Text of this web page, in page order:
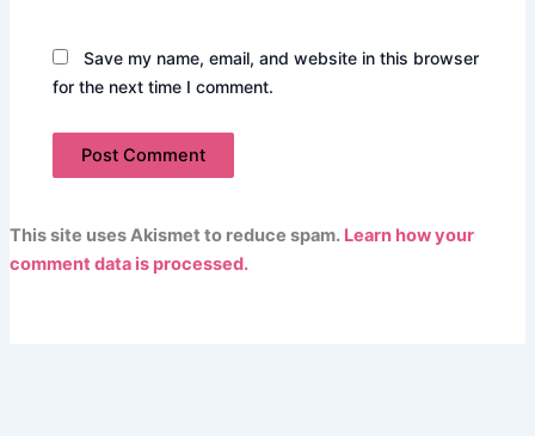
Save my name, email, and website in this browser
for the next time I comment.
This site uses Akismet to reduce spam. Learn how your
comment data is processed.